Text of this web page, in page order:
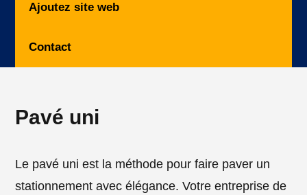
Ajoutez site web
Contact
Pavé uni
Le pavé uni est la méthode pour faire paver un
stationnement avec élégance. Votre entreprise de